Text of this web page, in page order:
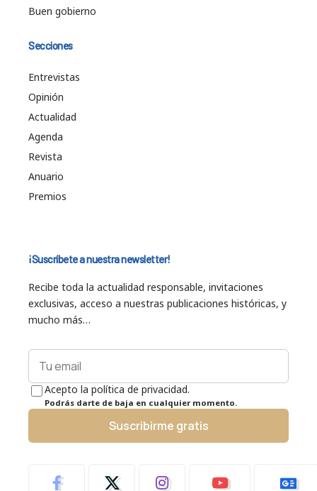
Buen gobierno
Secciones
Entrevistas
Opinión
Actualidad
Agenda
Revista
Anuario
Premios
¡Suscríbete a nuestra newsletter!
Recibe toda la actualidad responsable, invitaciones
exclusivas, acceso a nuestras publicaciones históricas, y
mucho más…
Acepto la política de privacidad.
Podrás darte de baja en cualquier momento.
Suscribirme gratis